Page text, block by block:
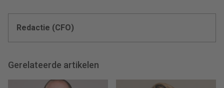
Redactie (CFO)
Gerelateerde artikelen